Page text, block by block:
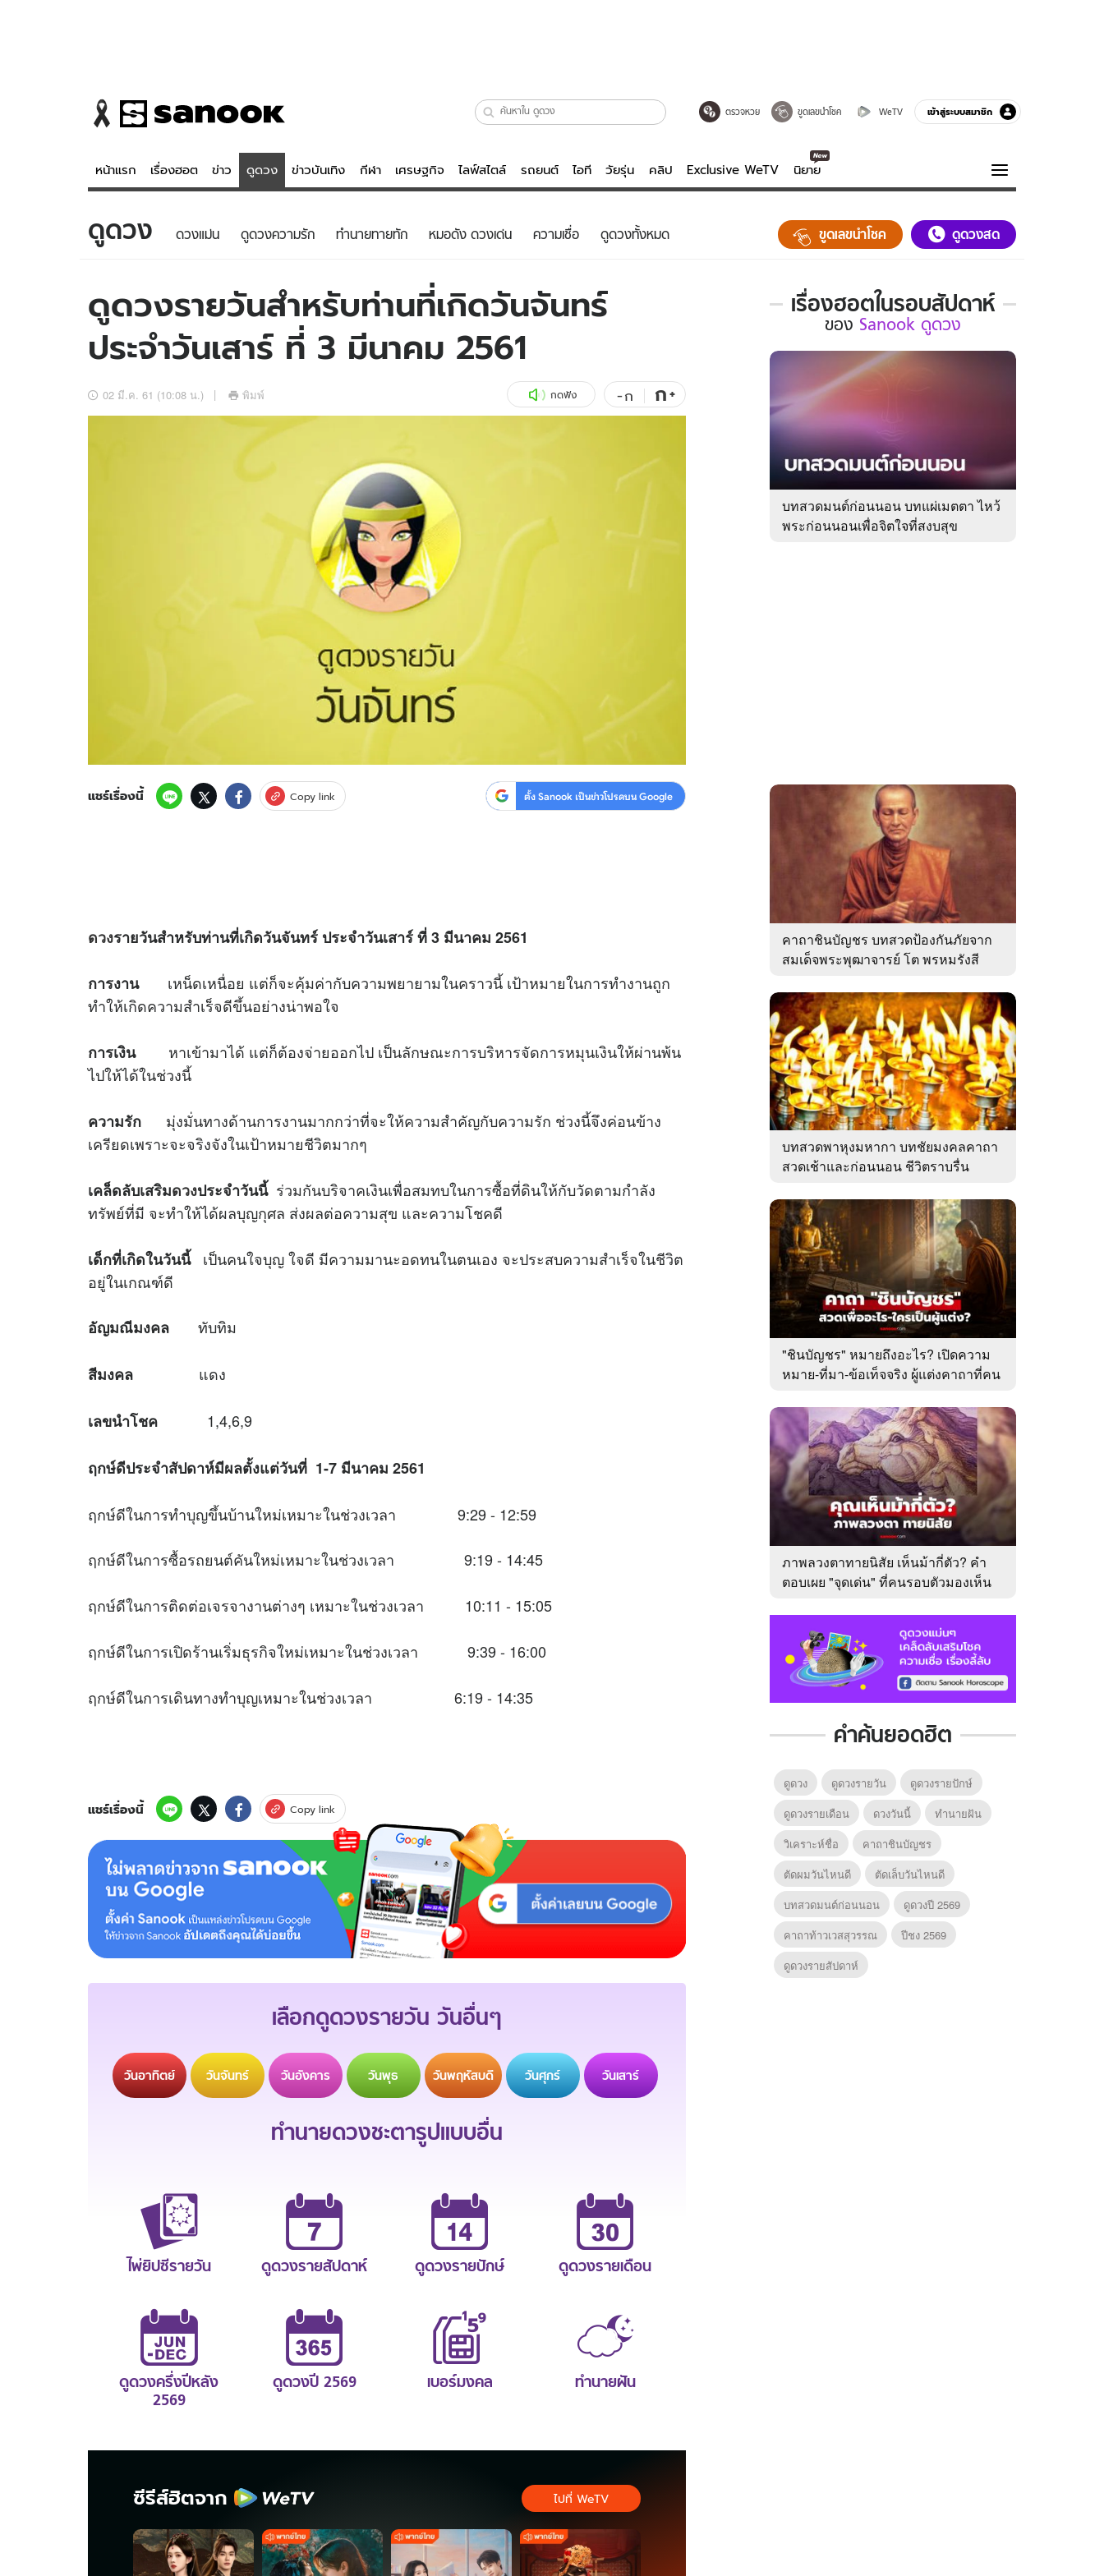
ตรวจหวย ขูดเลขนำโชค WeTV เข้าสู่ระบบสมาชิก
หน้าแรก เรื่องฮอต ข่าว ดูดวง ข่าวบันเทิง กีฬา เศรษฐกิจ ไลฟ์สไตล์ รถยนต์ ไอที วัยรุ่น คลิป Exclusive WeTV นิยาย
ข่าว
ข่าวบันเทิง
ข่าวกีฬา
ข่าวเศรษฐกิจ
อัปเดตจีน
เช็กข่าวชัวร์
ดูดวง - ตรวจหวย
สถิติหวยไทย
หวยลาว
ไลฟ์สไตล์
วัยรุ่น
ไอที
รถยนต์
สุขภาพ
เที่ยว-กิน
ดูทีวี
WeTV
ความรู้รอบตัว
ฮาวทู
ติดตามสนุกโซเชียลได้ที่
บริษัท อิมเมจ ฟิวเจอร์ (ประเทศไทย) จำกัด
ดูดวง ดวงแม่น ดูดวงความรัก ทํานายทายทัก หมอดัง ดวงเด่น ความเชื่อ ดูดวงทั้งหมด ขูดเลขนำโชค ดูดวงสด
ดูดวงรายวันสำหรับท่านที่เกิดวันจันทร์
ประจำวันเสาร์ ที่ 3 มีนาคม 2561
02 มี.ค. 61 (10:08 น.) พิมพ์ กดฟัง -ก ก+
แชร์เรื่องนี้ Copy link ตั้ง Sanook เป็นข่าวโปรดบน Google
ดวงรายวันสำหรับท่านที่เกิดวันจันทร์ ประจำวันเสาร์ ที่3 มีนาคม 2561
การงานเหน็ดเหนื่อย แต่ก็จะคุ้มค่ากับความพยายามในคราวนี้ เป้าหมายในการทำงานถูก
ทำให้เกิดความสำเร็จดีขึ้นอย่างน่าพอใจ
การเงินหาเข้ามาได้ แต่ก็ต้องจ่ายออกไป เป็นลักษณะการบริหารจัดการหมุนเงินให้ผ่านพ้น
ไปให้ได้ในช่วงนี้
ความรัก มุ่งมั่นทางด้านการงานมากกว่าที่จะให้ความสำคัญกับความรัก ช่วงนี้จึงค่อนข้าง
เครียดเพราะจะจริงจังในเป้าหมายชีวิตมากๆ
เคล็ดลับเสริมดวงประจำวันนี้ ร่วมกันบริจาคเงินเพื่อสมทบในการซื้อที่ดินให้กับวัดตามกำลัง
ทรัพย์ที่มี จะทำให้ได้ผลบุญกุศล ส่งผลต่อความสุข และความโชคดี
เด็กที่เกิดในวันนี้เป็นคนใจบุญ ใจดี มีความมานะอดทนในตนเอง จะประสบความสำเร็จในชีวิต
อยู่ในเกณฑ์ดี
อัญมณีมงคล ทับทิม
สีมงคล แดง
เลขนำโชค 1,4,6,9
ฤกษ์ดีประจำสัปดาห์มีผลตั้งแต่วันที่ 1-7 มีนาคม 2561
ฤกษ์ดีในการทำบุญขึ้นบ้านใหม่เหมาะในช่วงเวลา 9:29 - 12:59
ฤกษ์ดีในการซื้อรถยนต์คันใหม่เหมาะในช่วงเวลา 9:19 - 14:45
ฤกษ์ดีในการติดต่อเจรจางานต่างๆ เหมาะในช่วงเวลา 10:11 - 15:05
ฤกษ์ดีในการเปิดร้านเริ่มธุรกิจใหม่เหมาะในช่วงเวลา 9:39 - 16:00
ฤกษ์ดีในการเดินทางทำบุญเหมาะในช่วงเวลา 6:19 - 14:35
แชร์เรื่องนี้ Copy link
เลือกดูดวงรายวัน วันอื่นๆ
วันอาทิตย์ วันจันทร์ วันอังคาร วันพุธ วันพฤหัสบดี วันศุกร์ วันเสาร์
ทำนายดวงชะตารูปแบบอื่น
ไพ่ยิปซีรายวัน ดูดวงรายสัปดาห์ ดูดวงรายปักษ์ ดูดวงรายเดือน
ดูดวงครึ่งปีหลัง
2569
ดูดวงปี 2569 เบอร์มงคล ทำนายฝัน
ซีรีส์ฮิตจาก ไปที่ WeTV
เรื่องฮอตในรอบสัปดาห์
เรื่อง
ใน
รอบ
ของ
Sanook
ดูด
ของ Sanook ดูดวง
บทสวดมนต์ก่อนนอน บทแผ่เมตตา ไหว้
พระก่อนนอนเพื่อจิตใจที่สงบสุข
คาถาชินบัญชร บทสวดป้องกันภัยจาก
สมเด็จพระพุฒาจารย์ โต พรหมรังสี
บทสวดพาหุงมหากา บทชัยมงคลคาถา
สวดเช้าและก่อนนอน ชีวิตราบรื่น
"ชินบัญชร" หมายถึงอะไร? เปิดความ
หมาย-ที่มา-ข้อเท็จจริง ผู้แต่งคาถาที่คน
ภาพลวงตาทายนิสัย เห็นม้ากี่ตัว? คำ
ตอบเผย "จุดเด่น" ที่คนรอบตัวมองเห็น
คำค้นยอดฮิต
ดูดวง ดูดวงรายวัน
ดูดวงรายปักษ์
ดูดวงรายเดือน
ดวงวันนี้
ทํานายฝัน
วิเคราะห์ชื่อ
คาถาชินบัญชร
ตัดผมวันไหนดี
ตัดเล็บวันไหนดี
บทสวดมนต์ก่อนนอน
ดูดวงปี 2569
คาถาท้าวเวสสุวรรณ
ปีชง 2569
ดูดวงรายสัปดาห์